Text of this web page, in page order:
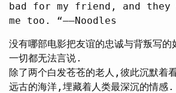
bad for my friend, and they
me too. “——Noodles
没有哪部电影把友谊的忠诚与背叛写的
一切都无法言说.
除了两个白发苍苍的老人,彼此沉默着
远古的海洋,埋藏着人类最深沉的情感.